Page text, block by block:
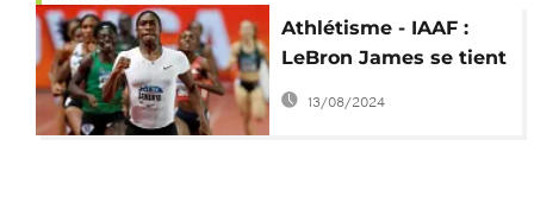
Athlétisme - IAAF :
LeBron James se tient
au côté de Caster
Semenya
13/08/2024